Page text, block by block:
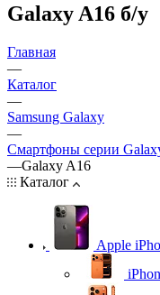
Galaxy A16 б/у
Главная
—
Каталог
—
Samsung Galaxy
—
Смартфоны серии
—Galaxy A16
Каталог
Apple